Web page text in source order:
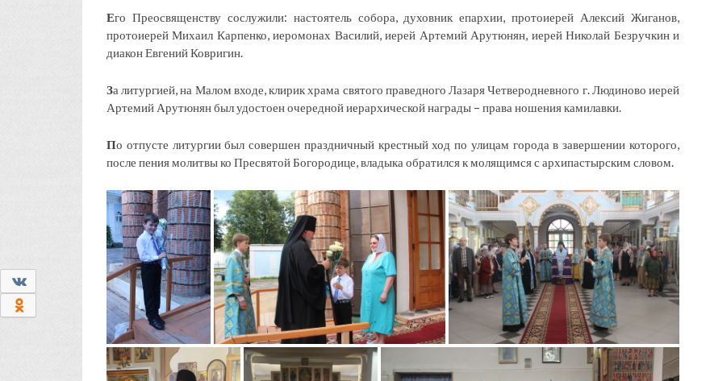
Его Преосвященству сослужили: настоятель собора, духовник епархии, протоиерей Алексий Жиганов,
протоиерей Михаил Карпенко, иеромонах Василий, иерей Артемий Арутюнян, иерей Николай Безручкин и
диакон Евгений Ковригин.
За литургией, на Малом входе, клирик храма святого праведного Лазаря Четверодневного г. Людиново иерей
Артемий Арутюнян был удостоен очередной иерархической награды – права ношения камилавки.
По отпусте литургии был совершен праздничный крестный ход по улицам города в завершении которого,
после пения молитвы ко Пресвятой Богородице, владыка обратился к молящимся с архипастырским словом.